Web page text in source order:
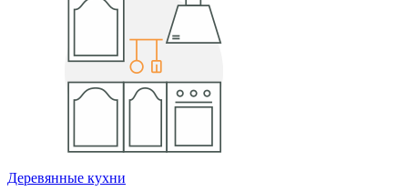
Деревянные кухни